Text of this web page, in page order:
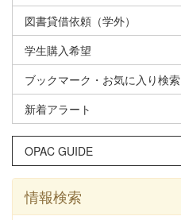
図書貸借依頼（学外）
学生購入希望
ブックマーク・お気に入り検索
新着アラート
OPAC GUIDE
情報検索